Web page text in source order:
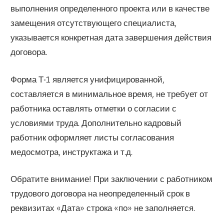
выполнения определенного проекта или в качестве
замещения отсутствующего специалиста,
указывается конкретная дата завершения действия
договора.
Форма Т-1 является унифицированной,
составляется в минимальное время, не требует от
работника оставлять отметки о согласии с
условиями труда. Дополнительно кадровый
работник оформляет листы согласования
медосмотра, инструктажа и т.д.
Обратите внимание! При заключении с работником
трудового договора на неопределенный срок в
реквизитах «Дата» строка «по» не заполняется.